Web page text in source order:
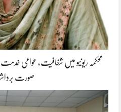
محکمہ ریونیو میں شفافیت، عوامی
صورت